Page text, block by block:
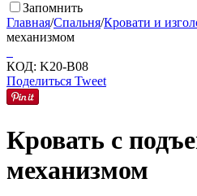
Запомнить
Главная/Спальня/Кровати и
механизмом
КОД: K20-B08
Поделиться Tweet
Кровать с
механизмом